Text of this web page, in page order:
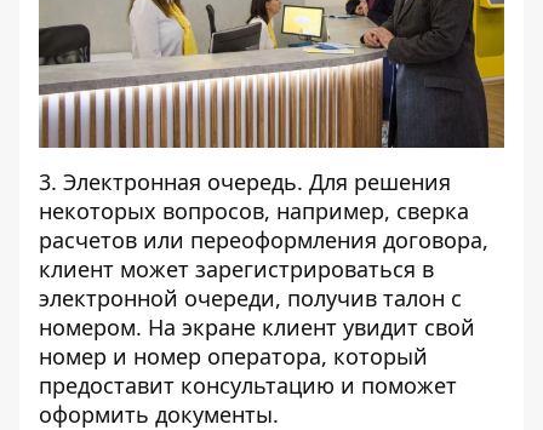
3. Электронная очередь. Для решения
некоторых вопросов, например, сверка
расчетов или переоформления договора,
клиент может зарегистрироваться в
электронной очереди, получив талон с
номером. На экране клиент увидит свой
номер и номер оператора, который
предоставит консультацию и поможет
оформить документы.